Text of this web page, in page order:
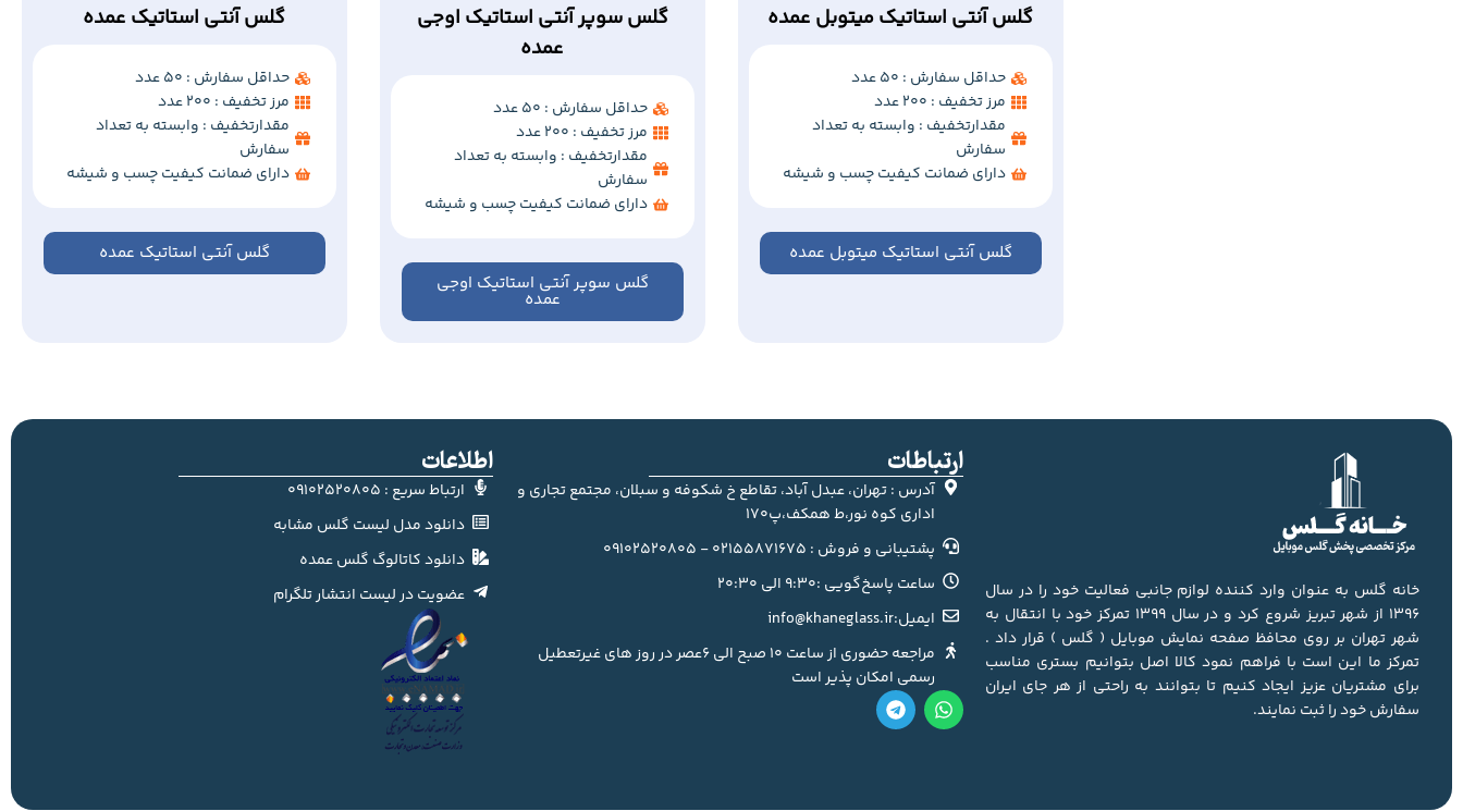
گلس آنتی استاتیک میتوبل عمده
حداقل سفارش : 50 عدد
مرز تخفیف : 200 عدد
مقدارتخفیف : وابسته به تعداد
سفارش
دارای ضمانت کیفیت چسب و شیشه
گلس آنتی استاتیک میتوبل عمده
گلس سوپر آنتی استاتیک اوجی
عمده
حداقل سفارش : 50 عدد
مرز تخفیف : 200 عدد
مقدارتخفیف : وابسته به تعداد
سفارش
دارای ضمانت کیفیت چسب و شیشه
گلس سوپر آنتی استاتیک اوجی
عمده
گلس آنتی استاتیک عمده
حداقل سفارش : 50 عدد
مرز تخفیف : 200 عدد
مقدارتخفیف : وابسته به تعداد
سفارش
دارای ضمانت کیفیت چسب و شیشه
گلس آنتی استاتیک عمده
خانه گلس به عنوان وارد کننده لوازم جانبی فعالیت خود را در سال
1396 از شهر تبریز شروع کرد و در سال 1399 تمرکز خود با انتقال به
شهر تهران بر روی محافظ صفحه نمایش موبایل ( گلس ) قرار داد .
تمرکز ما این است با فراهم نمود کالا اصل بتوانیم بستری مناسب
برای مشتریان عزیز ایجاد کنیم تا بتوانند به راحتی از هر جای ایران
سفارش خود را ثبت نمایند.
ارتباطات
آدرس : تهران، عبدل آباد، تقاطع خ شکوفه و سبلان، مجتمع تجاری و
اداری کوه نور،ط همکف،پ170
پشتیبانی و فروش : 02155871675 - 09102520805
ساعت پاسخ‌گویی :9:30 الی 20:30
ایمیل:info@khaneglass.ir
مراجعه حضوری از ساعت 10 صبح الی 6عصر در روز های غیرتعطیل
رسمی امکان پذیر است
اطلاعات
ارتباط سریع : 09102520805
دانلود مدل لیست گلس مشابه
دانلود کاتالوگ گلس عمده
عضویت در لیست انتشار تلگرام